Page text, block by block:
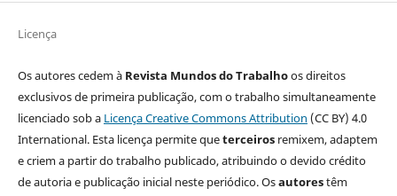
Licença
Os autores cedem à Revista Mundos do Trabalhoos direitos
exclusivos de primeira publicação, com o trabalho simultaneamente
licenciado sob a Licença Creative Commons Attribution (CC BY) 4.0
International. Esta licença permite queterceirosremixem, adaptem
e criem a partir do trabalho publicado, atribuindo o devido crédito
de autoria e publicação inicial neste periódico. Osautorestêm